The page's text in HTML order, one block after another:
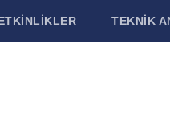
TEKNİK